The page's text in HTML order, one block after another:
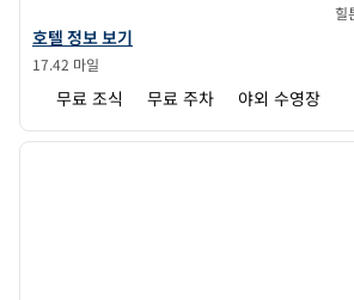
홈2 스위트 바이 힐튼 그로브타운 오거스타 에
호텔 정보 보기
17.42 마일
힐
무료 조식 무료 주차 야외 수영장
1/11